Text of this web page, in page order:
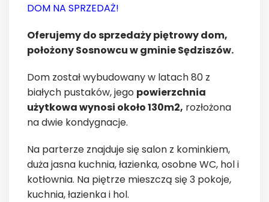
DOM NA SPRZEDAŻ!
Oferujemy do sprzedaży piętrowy dom,
położony Sosnowcu w gminie Sędziszów.
Dom został wybudowany w latach 80 z
białych pustaków, jego powierzchnia
użytkowa wynosi około 130m2, rozłożona
na dwie kondygnacje.
Na parterze znajduje się salon z kominkiem,
duża jasna kuchnia, łazienka, osobne WC, hol i
kotłownia. Na piętrze mieszczą się 3 pokoje,
kuchnia, łazienka i hol.